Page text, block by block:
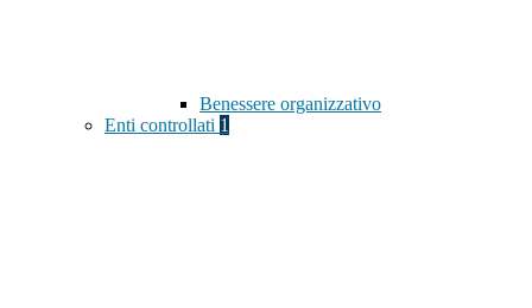
Benessere organizzativo
Enti controllati 1